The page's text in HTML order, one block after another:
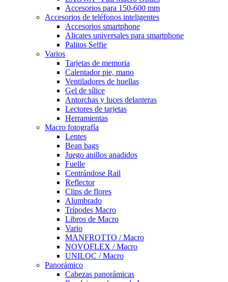
Accesorios para 150-600 mm
Accesorios de teléfonos inteligentes
Accesorios smartphone
Alicates universales para smartphone
Palitos Selfie
Varios
Tarjetas de memoria
Calentador pie, mano
Ventiladores de huellas
Gel de sílice
Antorchas y luces delanteras
Lectores de tarjetas
Herramientas
Macro fotografía
Lentes
Bean bags
Juego anillos anadidos
Fuelle
Centrándose Rail
Reflector
Clips de flores
Alumbrado
Trípodes Macro
Libros de Macro
Vario
MANFROTTO / Macro
NOVOFLEX / Macro
UNILOC / Macro
Panorámico
Cabezas panorámicas